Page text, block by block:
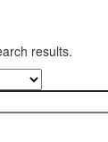
results.